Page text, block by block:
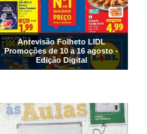
Antevisão Folheto LIDL
Promoções de 10 a 16 agosto -
Edição Digital